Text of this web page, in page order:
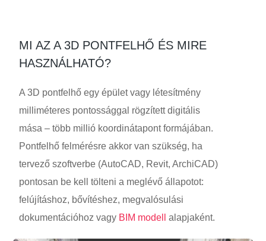
MI AZ A 3D PONTFELHŐ ÉS MIRE
HASZNÁLHATÓ?
A 3D pontfelhő egy épület vagy létesítmény
milliméteres pontossággal rögzített digitális
mása – több millió koordinátapont formájában.
Pontfelhő felmérésre akkor van szükség, ha
tervező szoftverbe (AutoCAD, Revit, ArchiCAD)
pontosan be kell tölteni a meglévő állapotot:
felújításhoz, bővítéshez, megvalósulási
dokumentációhoz vagy BIM modell alapjaként.